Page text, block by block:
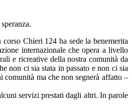
Chieri 124 ha sede la benemerita
internazionale che opera a livello
e ricreative della nostra comunità da
non ci sia stata in passato e non ci sia
ma che non segnerà affatto –
servizi prestati dagli altri. In parole